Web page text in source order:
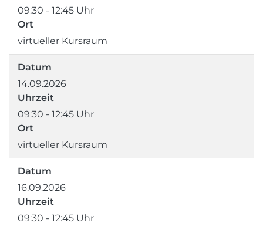
09:30 - 12:45 Uhr
Ort
virtueller Kursraum
Datum
14.09.2026
Uhrzeit
09:30 - 12:45 Uhr
Ort
virtueller Kursraum
Datum
16.09.2026
Uhrzeit
09:30 - 12:45 Uhr